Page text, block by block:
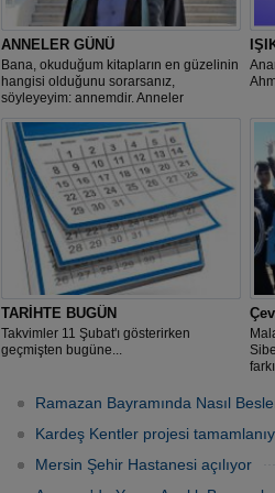
ANNELER GÜNÜ
Bana, okuduğum kitapların en güzelinin
hangisi olduğunu sorarsanız,
söyleyeyim: annemdir. Anneler
TARİHTE BUGÜN
Takvimler 11 Şubat'ı gösterirken
geçmişten bugüne...
Ramazan Bayramında Nasıl
Kardeş Kentler projesi
Mersin Şehir Hastanesi açılıyor